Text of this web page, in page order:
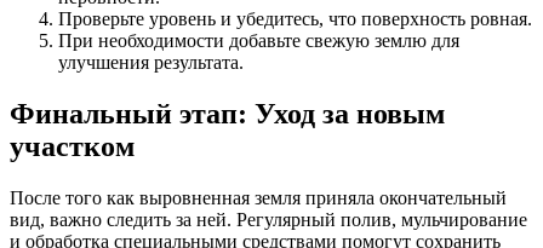
Проверьте уровень и убедитесь, что поверхность ровная.
При необходимости добавьте свежую землю для
улучшения результата.
Финальный этап: Уход за новым
участком
После того как выровненная земля приняла окончательный
вид, важно следить за ней. Регулярный полив, мульчирование
и обработка специальными средствами помогут сохранить